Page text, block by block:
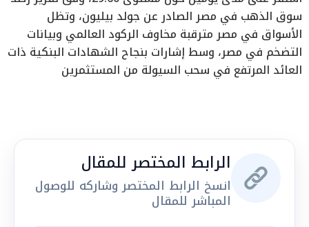
سوق الذهب في مصر الصادر عن جولد بيليون، وتظل
الأسواق في مصر مترقبة مخاوف الركود العالمي وبيانات
التضخم في مصر، وسط إشارات بنجاح الشهادات البنكية ذات
العائد المرتفع في سحب السيولة من المستثمرين
الرابط المختصر للمقال
انسخ الرابط المختصر وشاركه للوصول
المباشر للمقال